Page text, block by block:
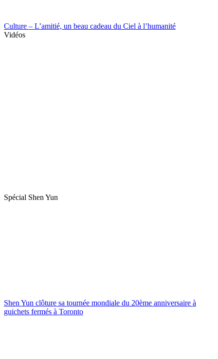
Culture – L’amitié, un beau cadeau du Ciel à l’humanité
Vidéos
Spécial Shen Yun
Shen Yun clôture sa tournée mondiale du 20ème anniversaire à
guichets fermés à Toronto